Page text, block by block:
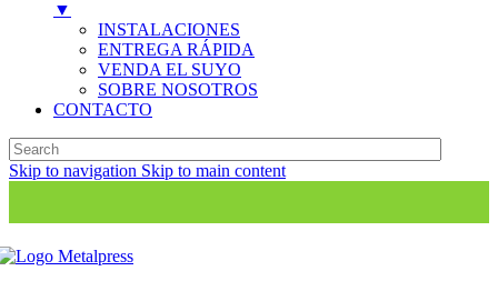
▼
INSTALACIONES
ENTREGA RÁPIDA
VENDA EL SUYO
SOBRE NOSOTROS
CONTACTO
Skip to navigation Skip to main content